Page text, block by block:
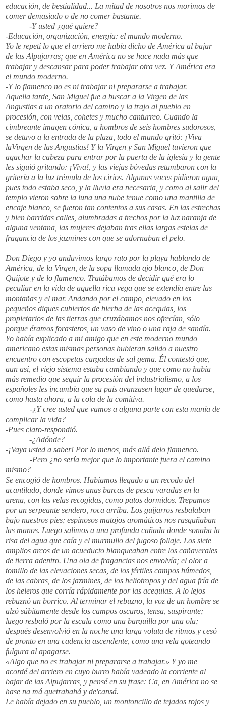
educación, de bestialidad... La mitad de nosotros nos morimos de
comer demasiado o de no comer bastante.
-Y usted ¿qué quiere?
-Educación, organización, energía: el mundo moderno.
Yo le repetí lo que el arriero me había dicho de América al bajar
de las Alpujarras; que en América no se hace nada más que
trabajar y descansar para poder trabajar otra vez. Y América era
el mundo moderno.
-Y lo flamenco no es ni trabajar ni prepararse a trabajar.
Aquella tarde, San Miguel fue a buscar a la Virgen de las
Angustias a un oratorio del camino y la trajo al pueblo en
procesión, con velas, cohetes y mucho canturreo. Cuando la
cimbreante imagen cónica, a hombros de seis hombres sudorosos,
se detuvo a la entrada de la plaza, todo el mundo gritó: ¡Viva
laVirgen de las Angustias! Y la Virgen y San Miguel tuvieron que
agachar la cabeza para entrar por la puerta de la iglesia y la gente
les siguió gritando: ¡Viva!, y las viejas bóvedas retumbaron con la
gritería a la luz trémula de los cirios. Algunas voces pidieron agua,
pues todo estaba seco, y la lluvia era necesaria, y como al salir del
templo vieron sobre la luna una nube tenue como una mantilla de
encaje blanco, se fueron tan contentos a sus casas. En las estrechas
y bien barridas calles, alumbradas a trechos por la luz naranja de
alguna ventana, las mujeres dejaban tras ellas largas estelas de
fragancia de los jazmines con que se adornaban el pelo.
Don Diego y yo anduvimos largo rato por la playa hablando de
América, de la Virgen, de la sopa llamada ajo blanco, de Don
Quijote y de lo flamenco. Tratábamos de decidir qué era lo
peculiar en la vida de aquella rica vega que se extendía entre las
montañas y el mar. Andando por el campo, elevado en los
pequeños diques cubiertos de hierba de las acequias, los
propietarios de las tierras que cruzábamos nos ofrecían, sólo
porque éramos forasteros, un vaso de vino o una raja de sandía.
Yo había explicado a mi amigo que en este moderno mundo
americano estas mismas personas hubieran salido a nuestro
encuentro con escopetas cargadas de sal gema. Él contestó que,
aun así, el viejo sistema estaba cambiando y que como no había
más remedio que seguir la procesión del industrialismo, a los
españoles les incumbía que su país avanzasen lugar de quedarse,
como hasta ahora, a la cola de la comitiva.
-¿Y cree usted que vamos a alguna parte con esta manía de
complicar la vida?
-Pues claro-respondió.
-¿Adónde?
-¡Vaya usted a saber! Por lo menos, más allá delo flamenco.
-Pero ¿no sería mejor que lo importante fuera el camino
mismo?
Se encogió de hombros. Habíamos llegado a un recodo del
acantilado, donde vimos unas barcas de pesca varadas en la
arena, con las velas recogidas, como patos dormidos. Trepamos
por un serpeante sendero, roca arriba. Los guijarros resbalaban
bajo nuestros pies; espinosos matojos aromáticos nos rasguñaban
las manos. Luego salimos a una profunda cañada donde sonaba la
risa del agua que caía y el murmullo del jugoso follaje. Los siete
amplios arcos de un acueducto blanqueaban entre los cañaverales
de tierra adentro. Una ola de fragancias nos envolvía; el olor a
tomillo de las elevaciones secas, de los fértiles campos húmedos,
de las cabras, de los jazmines, de los heliotropos y del agua fría de
los heleros que corría rápidamente por las acequias. A lo lejos
rebuznó un borrico. Al terminar el rebuzno, la voz de un hombre se
alzó súbitamente desde los campos oscuros, tensa, suspirante;
luego resbaló por la escala como una barquilla por una ola;
después desenvolvió en la noche una larga voluta de ritmos y cesó
de pronto en una cadencia ascendente, como una vela goteando
fulgura al apagarse.
«Algo que no es trabajar ni prepararse a trabajar.» Y yo me
acordé del arriero en cuyo burro había vadeado la corriente al
bajar de las Alpujarras, y pensé en su frase: Ca, en América no se
hase na má quetrabahá y de'cansá.
Le había dejado en su pueblo, un montoncillo de tejados rojos y